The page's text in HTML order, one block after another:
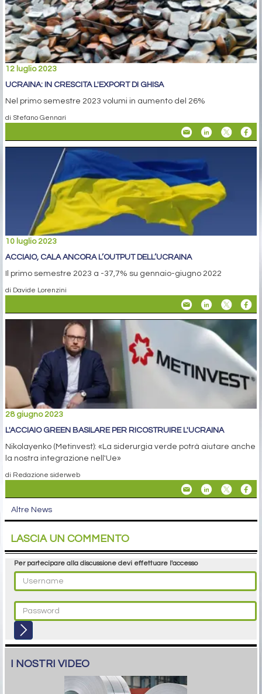
12 luglio 2023
UCRAINA: IN CRESCITA L'EXPORT DI GHISA
Nel primo semestre 2023 volumi in aumento del 26%
di Stefano Gennari
10 luglio 2023
ACCIAIO, CALA ANCORA L’OUTPUT DELL’UCRAINA
Il primo semestre 2023 a -37,7% su gennaio-giugno 2022
di Davide Lorenzini
28 giugno 2023
L'ACCIAIO GREEN BASILARE PER RICOSTRUIRE L'UCRAINA
Nikolayenko (Metinvest): «La siderurgia verde potrà aiutare anche
la nostra integrazione nell'Ue»
di Redazione siderweb
Altre News
LASCIA UN COMMENTO
Per partecipare alla discussione devi effettuare l'accesso
I NOSTRI VIDEO